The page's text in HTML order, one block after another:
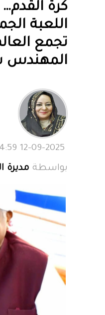
كرة
اللعبة
تجمع
المهندس
بواسطة مديرة